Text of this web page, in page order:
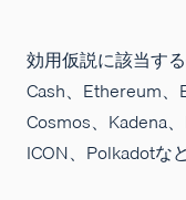
効用仮説に該当す
Cash、Ethereum、
Cosmos、Kadena
ICON、Polkadotな